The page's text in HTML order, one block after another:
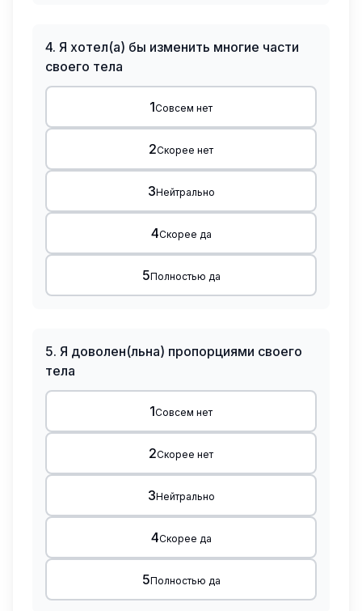
4. Я хотел(а) бы изменить многие части
своего тела
1Совсем нет
2Скорее нет
3Нейтрально
4Скорее да
5Полностью да
5. Я доволен(льна) пропорциями своего
тела
1Совсем нет
2Скорее нет
3Нейтрально
4Скорее да
5Полностью да